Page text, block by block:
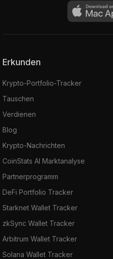
Erkunden
Krypto-Portfolio-Tracker
Tauschen
Verdienen
Blog
Krypto-Nachrichten
CoinStats AI Marktanalyse
Partnerprogramm
DeFi Portfolio Tracker
Starknet Wallet Tracker
zkSync Wallet Tracker
Arbitrum Wallet Tracker
Solana Wallet Tracker